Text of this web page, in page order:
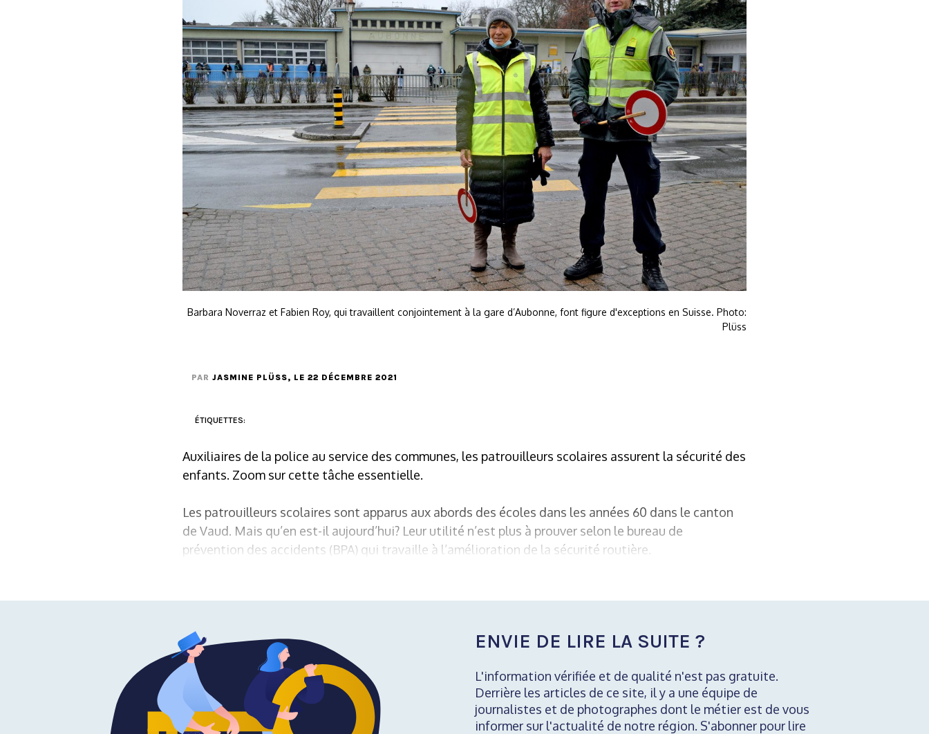
Barbara Noverraz et Fabien Roy, qui travaillent conjointement à la gare d’Aubonne, font figure d'exceptions en Suisse. Photo:
Plüss
PAR JASMINE PLÜSS, LE 22 DÉCEMBRE 2021
ÉTIQUETTES:
Auxiliaires de la police au service des communes, les patrouilleurs scolaires assurent la sécurité des
enfants. Zoom sur cette tâche essentielle.
Les patrouilleurs scolaires sont apparus aux abords des écoles dans les années 60 dans le canton
de Vaud. Mais qu’en est-il aujourd’hui? Leur utilité n’est plus à prouver selon le bureau de
prévention des accidents (BPA) qui travaille à l’amélioration de la sécurité routière.
ENVIE DE LIRE LA SUITE ?
L'information vérifiée et de qualité n'est pas gratuite.
Derrière les articles de ce site, il y a une équipe de
journalistes et de photographes dont le métier est de vous
informer sur l'actualité de notre région. S'abonner pour lire